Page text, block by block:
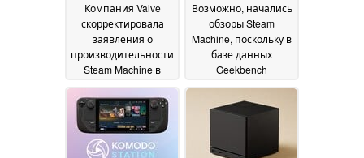
Компания Valve
скорректировала
заявления о
производительности
Steam Machine в
поскольку в обзорах
подвергается
сомнению цена26
June 2026
Возможно, начались
обзоры Steam
Machine, поскольку в
базе данных
Geekbench
новые записи 16 June
2026